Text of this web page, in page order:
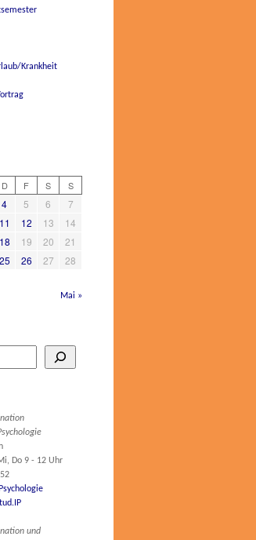
Krankheit
D F S S
4 5 6
7
11 12 13
14
18 19 20
21
25 26 27
28
Mai »
Do 9 - 12 Uhr
und